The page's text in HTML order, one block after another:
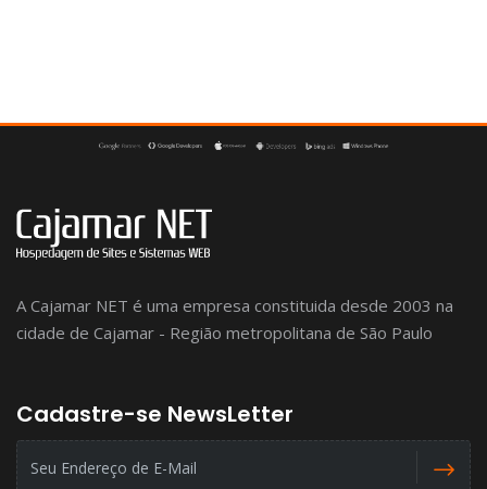
A Cajamar NET é uma empresa constituida desde 2003 na
cidade de Cajamar - Região metropolitana de São Paulo
Cadastre-se NewsLetter